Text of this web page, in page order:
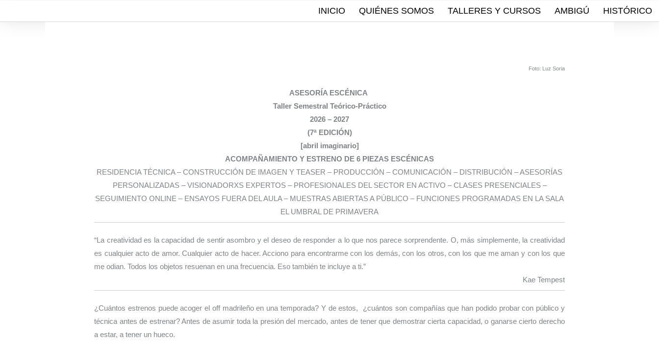
INICIO QUIÉNES SOMOS TALLERES Y CURSOS AMBIGÚ HISTÓRICO
Foto: Luz Soria
ASESORÍA ESCÉNICA
Taller Semestral Teórico-Práctico
2026 – 2027
(7ª EDICIÓN)
[abril imaginario]
ACOMPAÑAMIENTO Y ESTRENO DE 6 PIEZAS ESCÉNICAS
RESIDENCIA TÉCNICA – CONSTRUCCIÓN DE IMAGEN Y TEASER – PRODUCCIÓN – COMUNICACIÓN – DISTRIBUCIÓN – ASESORÍAS
PERSONALIZADAS – VISIONADORXS EXPERTOS – PROFESIONALES DEL SECTOR EN ACTIVO – CLASES PRESENCIALES –
SEGUIMIENTO ONLINE – ENSAYOS FUERA DEL AULA – MUESTRAS ABIERTAS A PÚBLICO – FUNCIONES PROGRAMADAS EN LA SALA
EL UMBRAL DE PRIMAVERA
“La creatividad es la capacidad de sentir asombro y el deseo de responder a lo que nos parece sorprendente. O, más simplemente, la creatividad
es cualquier acto de amor. Cualquier acto de hacer. Acciono para encontrarme con los demás, con los otros, con los que me aman y con los que
me odian. Todos los objetos resuenan en una frecuencia. Eso también te incluye a ti.”
Kae Tempest
¿Cuántos estrenos puede acoger el off madrileño en una temporada? Y de estos, ¿cuántos son compañías que han podido probar con público y
técnica antes de estrenar? Antes de asumir toda la presión del mercado, antes de tener que demostrar cierta capacidad, o ganarse cierto derecho
a estar, a tener un hueco.